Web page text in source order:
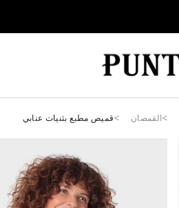
القمصان قميص مطبع بثنيات عنابي